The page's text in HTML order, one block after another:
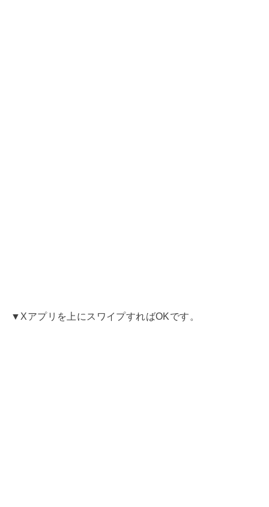
▼Xアプリを上にスワイプすればOKです。